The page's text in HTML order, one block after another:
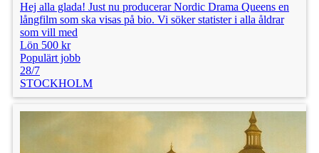
Hej alla glada! Just nu producerar Nordic Drama Queens en
långfilm som ska visas på bio. Vi söker statister i alla åldrar
som vill med
Lön 500 kr
Populärt jobb
28/7
STOCKHOLM